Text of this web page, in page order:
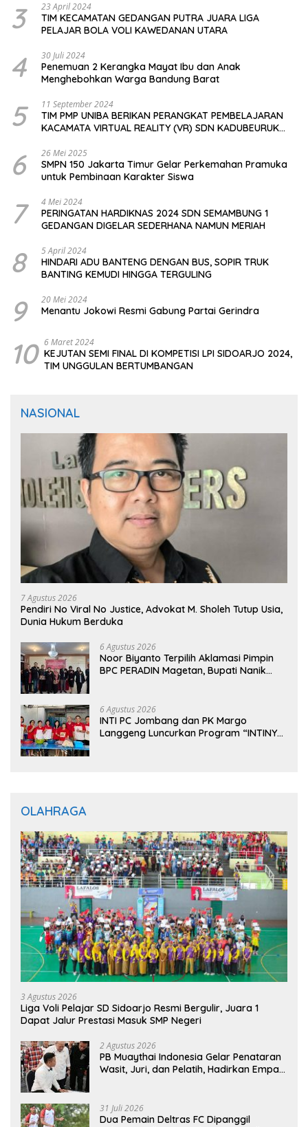
3 23 April 2024
TIM KECAMATAN GEDANGAN PUTRA JUARA LIGA
PELAJAR BOLA VOLI KAWEDANAN UTARA
4 30 Juli 2024
Penemuan 2 Kerangka Mayat Ibu dan Anak
Menghebohkan Warga Bandung Barat
5 11 September 2024
TIM PMP UNIBA BERIKAN PERANGKAT PEMBELAJARAN
KACAMATA VIRTUAL REALITY (VR) SDN KADUBEURUK
6 26 Mei 2025
SMPN 150 Jakarta Timur Gelar Perkemahan Pramuka
untuk Pembinaan Karakter Siswa
7 4 Mei 2024
PERINGATAN HARDIKNAS 2024 SDN SEMAMBUNG 1
GEDANGAN DIGELAR SEDERHANA NAMUN MERIAH
8 5 April 2024
HINDARI ADU BANTENG DENGAN BUS, SOPIR TRUK
BANTING KEMUDI HINGGA TERGULING
9 20 Mei 2024
Menantu Jokowi Resmi Gabung Partai Gerindra
10 6 Maret 2024
KEJUTAN SEMI FINAL DI KOMPETISI LPI SIDOARJO 2024,
TIM UNGGULAN BERTUMBANGAN
NASIONAL
7 Agustus 2026
Pendiri No Viral No Justice, Advokat M. Sholeh Tutup Usia,
Dunia Hukum Berduka
6 Agustus 2026
Noor Biyanto Terpilih Aklamasi Pimpin
BPC PERADIN Magetan, Bupati Nanik
6 Agustus 2026
INTI PC Jombang dan PK Margo
Langgeng Luncurkan Program “INTINYA
OLAHRAGA
3 Agustus 2026
Liga Voli Pelajar SD Sidoarjo Resmi Bergulir, Juara 1
Dapat Jalur Prestasi Masuk SMP Negeri
2 Agustus 2026
PB Muaythai Indonesia Gelar Penataran
Wasit, Juri, dan Pelatih, Hadirkan Empat
31 Juli 2026
Dua Pemain Deltras FC Dipanggil